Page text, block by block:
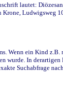
lautet:
Ludwigsweg
ein Kind
In
Suchabfrage